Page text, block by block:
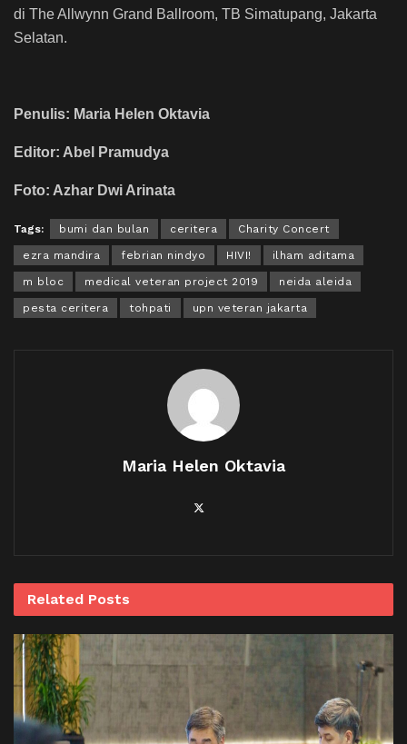
di The Allwynn Grand Ballroom, TB Simatupang, Jakarta
Selatan.
Penulis: Maria Helen Oktavia
Editor: Abel Pramudya
Foto: Azhar Dwi Arinata
Tags: bumi dan bulan ceritera Charity Concert
ezra mandira febrian nindyo HIVI! ilham aditama
m bloc medical veteran project 2019 neida aleida
pesta ceritera tohpati upn veteran jakarta
Maria Helen Oktavia
Related Posts